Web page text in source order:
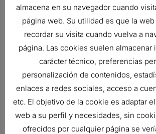
Related products
AIR FILTER, PRIMARY
66,05€
Ref:P956815
almacena en su navegador cuando
página web. Su utilidad es que la
recordar su visita cuando vuelva a
página. Las cookies suelen almacenar
carácter técnico, preferencias
personalización de contenidos,
enlaces a redes sociales, acceso a
etc. El objetivo de la cookie es adaptar
web a su perfil y necesidades, sin
ofrecidos por cualquier página se